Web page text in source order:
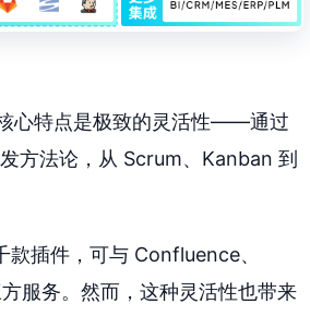
心特点是极致的灵活性——通过
方法论，从 Scrum、Kanban 到
插件，可与 Confluence、
服务。然而，这种灵活性也带来